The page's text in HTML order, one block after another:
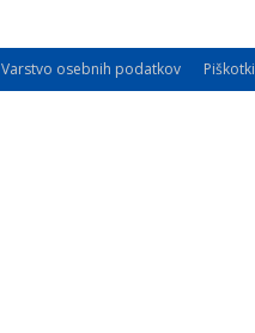
Varstvo osebnih podatkov Piškotki